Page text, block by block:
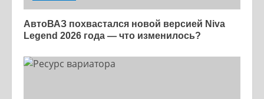
АвтоВАЗ похвастался новой версией Niva
Legend 2026 года — что изменилось?